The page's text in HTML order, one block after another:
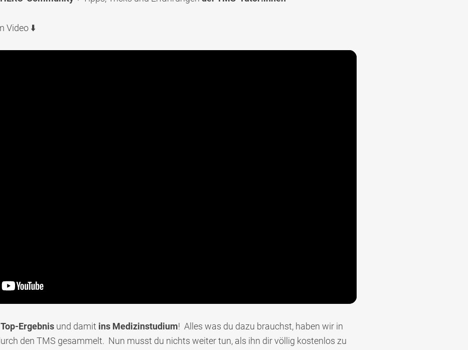
Video ⬇️
Top-Ergebnis und damit ins Medizinstudium! Alles was du dazu brauchst, haben wir in
den TMS gesammelt. Nun musst du nichts weiter tun, als ihn dir völlig kostenlos zu